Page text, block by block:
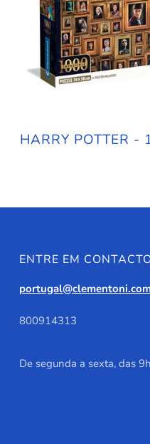
HARRY POTTER -
ENTRE EM
800914313
De segunda a sexta, das